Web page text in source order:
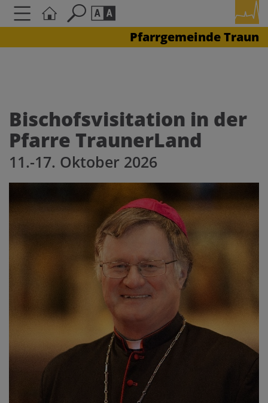
Pfarrgemeinde Traun
AAA
Kontrasteinstellungen
Bischofsvisitation in der
Pfarre TraunerLand
11.-17. Oktober 2026